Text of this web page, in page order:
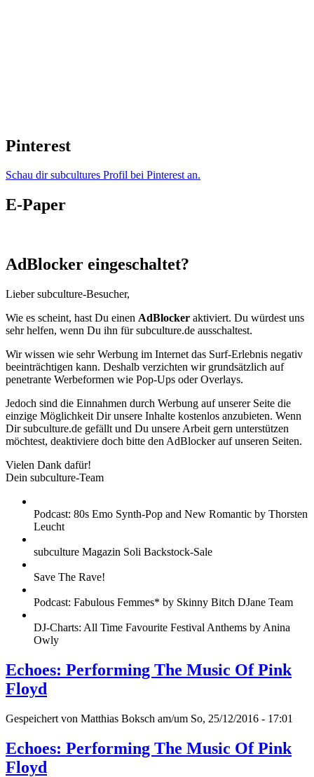
Pinterest
Schau dir subcultures Profil bei Pinterest an.
E-Paper
AdBlocker eingeschaltet?
Lieber subculture-Besucher,
Wie es scheint, hast Du einen AdBlocker aktiviert. Du würdest uns
sehr helfen, wenn Du ihn für subculture.de ausschaltest.
Wir wissen wie sehr Werbung im Internet das Surf-Erlebnis negativ
beeinträchtigen kann. Deshalb verzichten wir grundsätzlich auf
penetrante Werbeformen wie Pop-Ups oder Overlays.
Jedoch sind die Einnahmen durch Werbung auf unserer Seite die
einzige Möglichkeit Dir unsere Inhalte kostenlos anzubieten. Wenn
Dir subculture.de gefällt und Du unsere Arbeit gern unterstützen
möchtest, deaktiviere doch bitte den AdBlocker auf unseren Seiten.
Vielen Dank dafür!
Dein subculture-Team
Podcast: 80s Emo Synth-Pop and New Romantic by Thorsten
Leucht
subculture Magazin Soli Backstock-Sale
Save The Rave!
Podcast: Fabulous Femmes* by Skinny Bitch DJane Team
DJ-Charts: All Time Favourite Festival Anthems by Anina
Owly
Echoes: Performing The Music Of Pink
Floyd
Gespeichert von Matthias Boksch am/um So, 25/12/2016 - 17:01
Echoes: Performing The Music Of Pink
Floyd